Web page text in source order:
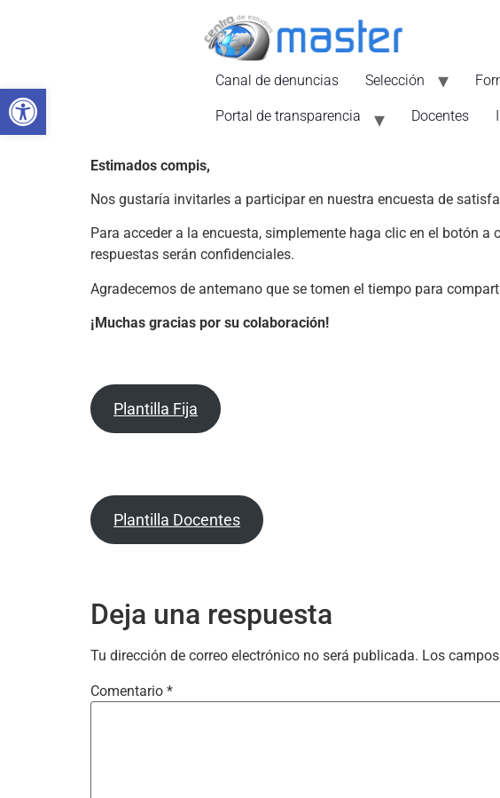
Abrir barra de herramientas
Canal de denuncias Selección
Portal de transparencia Docentes
Estimados compis,
Nos gustaría invitarles a participar en nuestra encuesta de
Para acceder a la encuesta, simplemente haga clic en el botón
respuestas serán confidenciales.
Agradecemos de antemano que se tomen el tiempo para
¡Muchas gracias por su colaboración!
Plantilla Fija
Plantilla Docentes
Deja una respuesta
Tu dirección de correo electrónico no será publicada. Los
Comentario *